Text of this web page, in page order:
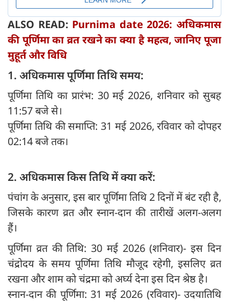
ALSO READ: Purnima date 2026: अधिकमास
की पूर्णिमा का व्रत रखने का क्या है महत्व, जानिए पूजा
मुहूर्त और विधि
1. अधिकमास पूर्णिमा तिथि समय:
पूर्णिमा तिथि का प्रारंभ: 30 मई 2026, शनिवार को सुबह
11:57 बजे से।
पूर्णिमा तिथि की समाप्ति: 31 मई 2026, रविवार को दोपहर
02:14 बजे तक।
2. अधिकमास किस तिथि में क्या करें:
पंचांग के अनुसार, इस बार पूर्णिमा तिथि 2 दिनों में बंट रही है,
जिसके कारण व्रत और स्नान-दान की तारीखें अलग-अलग
हैं।
पूर्णिमा व्रत की तिथि: 30 मई 2026 (शनिवार)- इस दिन
चंद्रोदय के समय पूर्णिमा तिथि मौजूद रहेगी, इसलिए व्रत
रखना और शाम को चंद्रमा को अर्घ्य देना इस दिन श्रेष्ठ है।
स्नान-दान की पूर्णिमा: 31 मई 2026 (रविवार)- उदयातिथि